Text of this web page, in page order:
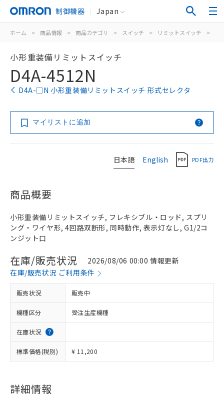
制御機器 Japan
ホーム > 商品情報 > 商品カテゴリ > スイッチ > リミットスイッチ >
小形重装備リミットスイッチ
D4A-4512N
D4A-□N 小形重装備リミットスイッチ 形式セレクタ
マイリストに追加
日本語 English PDF出力
商品概要
小形重装備リミットスイッチ, フレキシブル・ロッド, スプリ
ング・ワイヤ形, 4回路双断形, 同時動作, 表示灯なし, G1/2コ
ンジット口
在庫/販売状況
2026/08/06 00:00 情報更新
在庫/販売状況 ご利用条件
販売状況 販売中
機種区分 受注生産機種
在庫状況
標準価格(税別) ¥ 11,200
詳細情報